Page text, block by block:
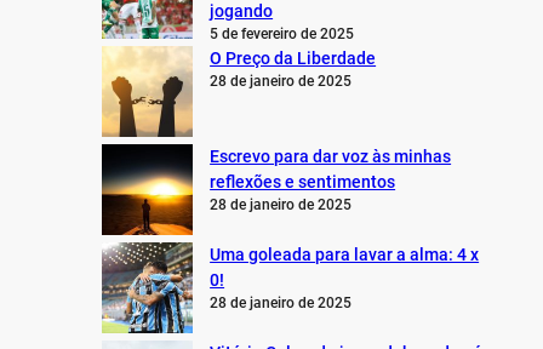
jogando
5 de fevereiro de 2025
O Preço da Liberdade
28 de janeiro de 2025
Escrevo para dar voz às minhas
reflexões e sentimentos
28 de janeiro de 2025
Uma goleada para lavar a alma: 4 x
0!
28 de janeiro de 2025